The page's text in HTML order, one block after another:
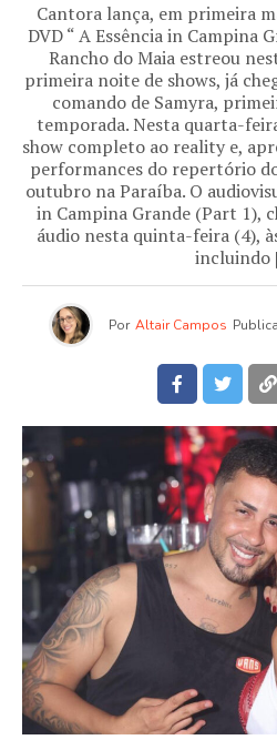
Cantora lança, em primeira
DVD “ A Essência in Campina
Rancho do Maia estreou
primeira noite de shows, já
comando de Samyra,
temporada. Nesta quarta-
show completo ao reality e,
performances do repertório
outubro na Paraíba. O
in Campina Grande (Part 1),
áudio nesta quinta-feira (4),
Por Altair Campos